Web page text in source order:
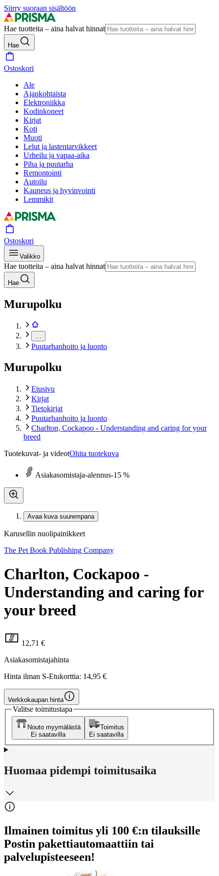
Siirry suoraan sisältöön
Hae tuotteita – aina halvat hinnat
Hae
Ostoskori
Ale
Ajankohtaista
Elektroniikka
Kodinkoneet
Kirjat
Koti
Muoti
Lelut ja lastentarvikkeet
Urheilu ja vapaa-aika
Piha ja puutarha
Remontointi
Autoilu
Kauneus ja hyvinvointi
Lemmikit
Ostoskori
Valikko
Hae tuotteita – aina halvat hinnat
Hae
Murupolku
Puutarhanhoito ja luonto
Murupolku
Etusivu
Kirjat
Tietokirjat
Puutarhanhoito ja luonto
Charlton, Cockapoo - Understanding and caring for your
breed
Tuotekuvat- ja videotOhita tuotekuva
Asiakasomistaja-alennus-15 %
Avaa kuva suurempana
Karusellin nuolipainikkeet
The Pet Book Publishing Company
Charlton, Cockapoo -
Understanding and caring for
your breed
12,71 €
Asiakasomistajahinta
Hinta ilman S-Etukorttia: 14,95 €
Verkkokaupan hinta
Valitse toimitustapa
Nouto myymälästä
Ei saatavilla
Toimitus
Ei saatavilla
Huomaa pidempi toimitusaika
Ilmainen toimitus yli 100 €:n tilauksille
Postin pakettiautomaattiin tai
palvelupisteeseen!